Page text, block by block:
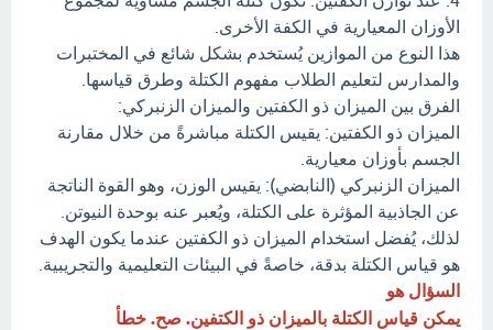
الأوزان المعيارية في الكفة الأخرى.
هذا النوع من الموازين يُستخدم بشكل شائع في المختبرات
والمدارس لتعليم الطلاب مفهوم الكتلة وطرق قياسها.
الفرق بين الميزان ذو الكفتين والميزان الزنبركي:
الميزان ذو الكفتين: يقيس الكتلة مباشرةً من خلال مقارنة
الجسم بأوزان معيارية.
الميزان الزنبركي (النابضي): يقيس الوزن، وهو القوة الناتجة
عن الجاذبية المؤثرة على الكتلة، ويُعبر عنه بوحدة النيوتن.
لذلك، يُفضل استخدام الميزان ذو الكفتين عندما يكون الهدف
هو قياس الكتلة بدقة، خاصةً في البيئات التعليمية والتجريبية.
السؤال هو
يمكن قياس الكتلة بالميزان ذو الكتفين. صح. خطأ